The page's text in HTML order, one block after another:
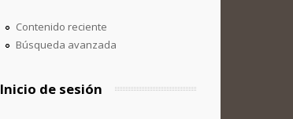
Contenido reciente
Búsqueda avanzada
Inicio de sesión